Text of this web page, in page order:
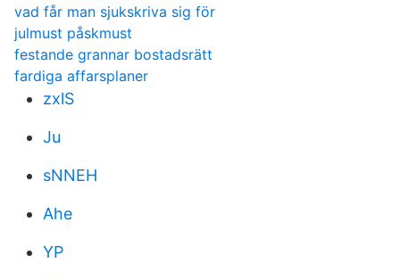
vad får man sjukskriva sig för
julmust påskmust
festande grannar bostadsrätt
fardiga affarsplaner
zxlS
Ju
sNNEH
Ahe
YP